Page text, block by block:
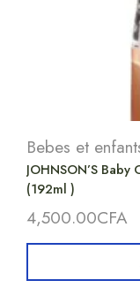
Bebes et
JOHNSON’S
(192ml )
4,500.00CFA